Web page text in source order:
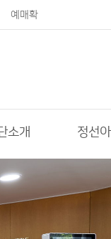
예매확
소개 정선